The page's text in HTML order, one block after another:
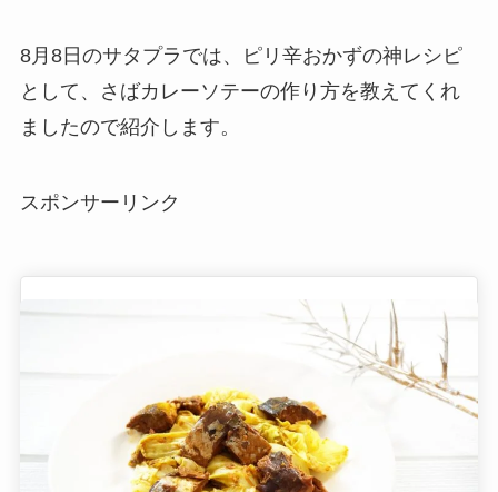
8月8日のサタプラでは、ピリ辛おかずの神レシピ
として、さばカレーソテーの作り方を教えてくれ
ましたので紹介します。
スポンサーリンク